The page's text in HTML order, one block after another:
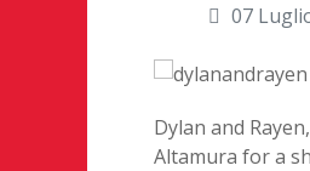
07
Dylan and
Altamura for a